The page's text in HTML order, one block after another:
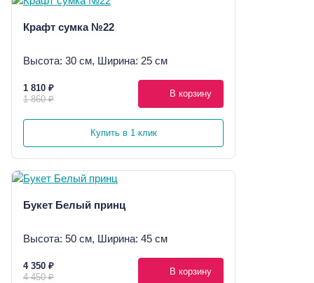
Крафт сумка №22
Высота: 30 см, Ширина: 25 см
1 810 ₽
1 860 ₽
В корзину
Купить в 1 клик
Букет Белый принц
Высота: 50 см, Ширина: 45 см
4 350 ₽
4 450 ₽
В корзину